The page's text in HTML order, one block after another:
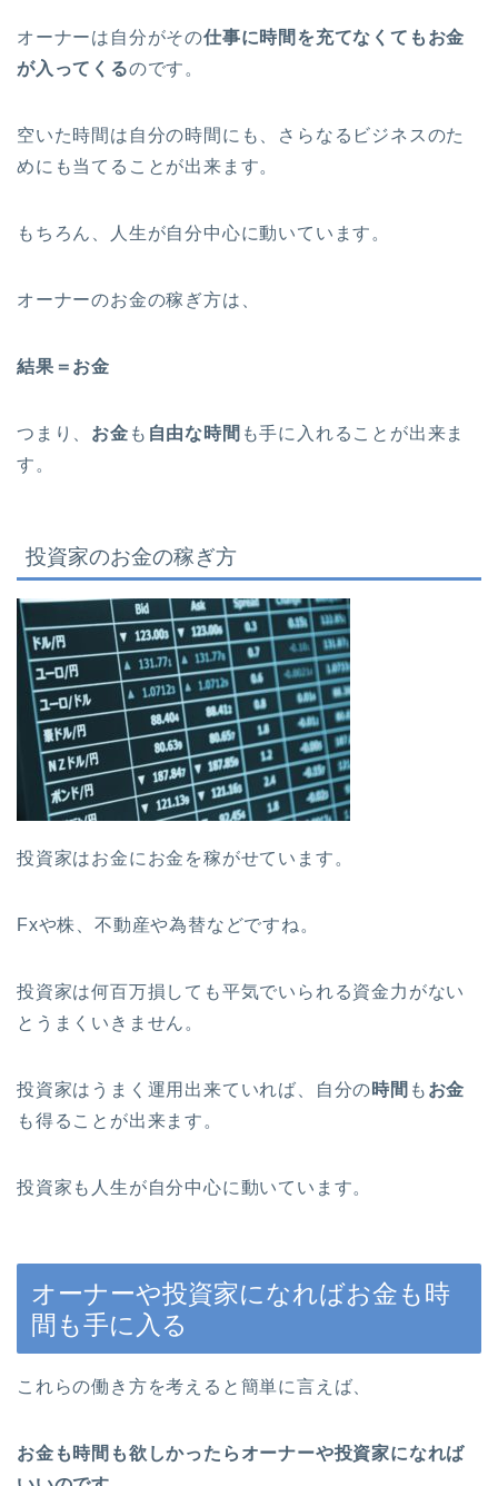
オーナーは自分がその仕事に時間を充てなくてもお金
が入ってくるのです。
空いた時間は自分の時間にも、さらなるビジネスのた
めにも当てることが出来ます。
もちろん、人生が自分中心に動いています。
オーナーのお金の稼ぎ方は、
結果＝お金
つまり、 お金 も 自由な時間 も手に入れることが出来ま
す。
投資家のお金の稼ぎ方
投資家はお金にお金を稼がせています。
Fxや株、不動産や為替などですね。
投資家は何百万損しても平気でいられる資金力がない
とうまくいきません。
投資家はうまく運用出来ていれば、自分の時間 も お金
も得ることが出来ます。
投資家も人生が自分中心に動いています。
オーナーや投資家になればお金も時
間も手に入る
これらの働き方を考えると簡単に言えば、
お金も時間も欲しかったらオーナーや投資家になれば